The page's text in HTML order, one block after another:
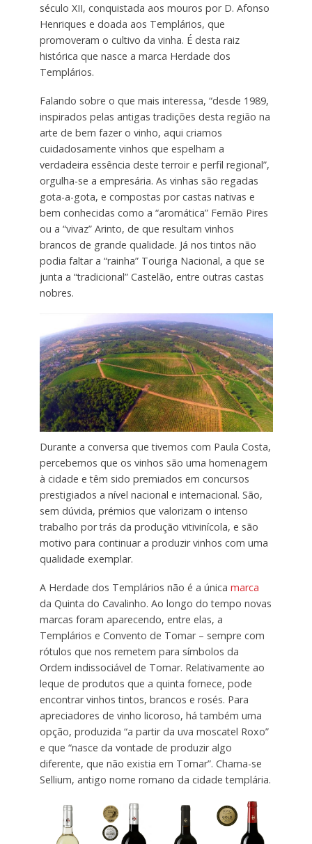
século XII, conquistada aos mouros por D. Afonso
Henriques e doada aos Templários, que
promoveram o cultivo da vinha. É desta raiz
histórica que nasce a marca Herdade dos
Templários.
Falando sobre o que mais interessa, “desde 1989,
inspirados pelas antigas tradições desta região na
arte de bem fazer o vinho, aqui criamos
cuidadosamente vinhos que espelham a
verdadeira essência deste terroir e perfil regional”,
orgulha-se a empresária. As vinhas são regadas
gota-a-gota, e compostas por castas nativas e
bem conhecidas como a “aromática” Fernão Pires
ou a “vivaz” Arinto, de que resultam vinhos
brancos de grande qualidade. Já nos tintos não
podia faltar a “rainha” Touriga Nacional, a que se
junta a “tradicional” Castelão, entre outras castas
nobres.
Durante a conversa que tivemos com Paula Costa,
percebemos que os vinhos são uma homenagem
à cidade e têm sido premiados em concursos
prestigiados a nível nacional e internacional. São,
sem dúvida, prémios que valorizam o intenso
trabalho por trás da produção vitivinícola, e são
motivo para continuar a produzir vinhos com uma
qualidade exemplar.
A Herdade dos Templários não é a única marca
da Quinta do Cavalinho. Ao longo do tempo novas
marcas foram aparecendo, entre elas, a
Templários e Convento de Tomar – sempre com
rótulos que nos remetem para símbolos da
Ordem indissociável de Tomar. Relativamente ao
leque de produtos que a quinta fornece, pode
encontrar vinhos tintos, brancos e rosés. Para
apreciadores de vinho licoroso, há também uma
opção, produzida “a partir da uva moscatel Roxo”
e que “nasce da vontade de produzir algo
diferente, que não existia em Tomar”. Chama-se
Sellium, antigo nome romano da cidade templária.